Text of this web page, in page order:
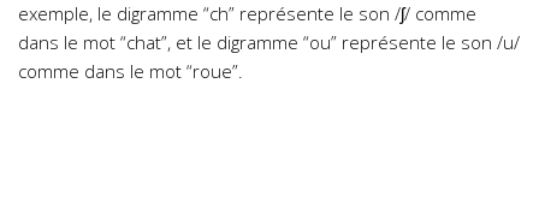
exemple, le digramme “ch” représente le son /ʃ/ comme
dans le mot “chat”, et le digramme “ou” représente le son /u/
comme dans le mot “roue”.